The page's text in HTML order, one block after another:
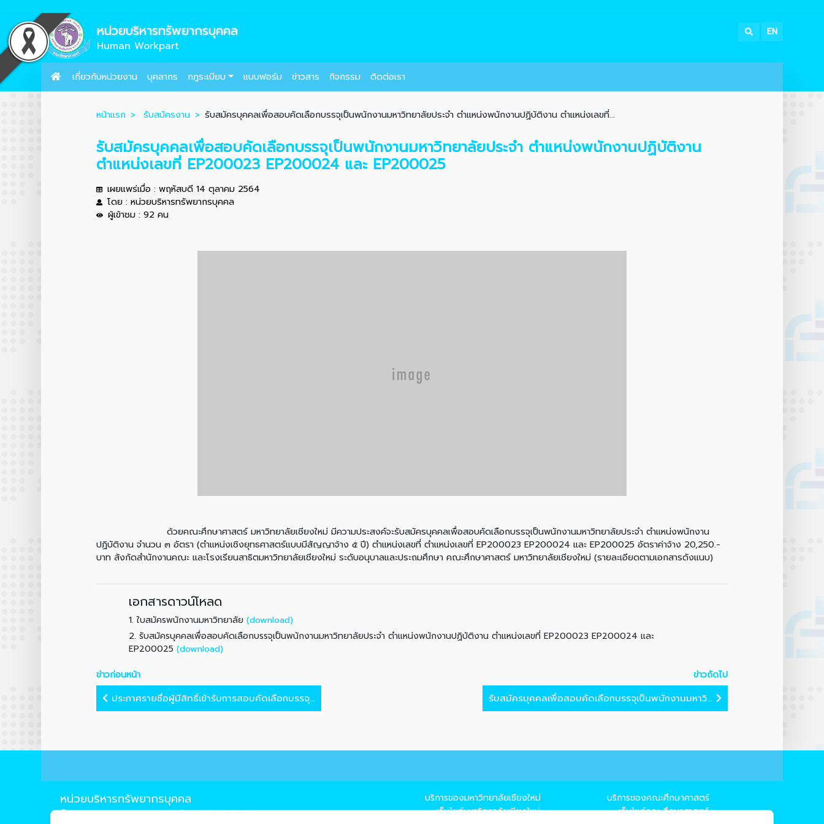
หน่วยบริหารทรัพยากรบุคคล
Human Workpart
EN
เกี่ยวกับหน่วยงาน บุคลากร กฎระเบียบ แบบฟอร์ม ข่าวสาร กิจกรรม ติดต่อเรา
หน้าแรก รับสมัครงาน รับสมัครบุคคลเพื่อสอบคัดเลือกบรรจุเป็นพนักงานมหาวิทยาลัยประจำ ตำแหน่งพนักงานปฏิบัติงาน ตำแหน่งเลขที่...
รับสมัครบุคคลเพื่อสอบคัดเลือกบรรจุเป็นพนักงานมหาวิทยาลัยประจำ ตำแหน่งพนักงานปฏิบัติงาน
ตำแหน่งเลขที่ EP200023 EP200024 และ EP200025
เผยแพร่เมื่อ : พฤหัสบดี 14 ตุลาคม 2564
โดย : หน่วยบริหารทรัพยากรบุคคล
ผู้เข้าชม : 92 คน
ด้วยคณะศึกษาศาสตร์ มหาวิทยาลัยเชียงใหม่ มีความประสงค์จะรับสมัครบุคคลเพื่อสอบคัดเลือกบรรจุเป็นพนักงานมหาวิทยาลัยประจำ ตำแหน่งพนักงาน
ปฏิบัติงาน จำนวน ๓ อัตรา (ตำแหน่งเชิงยุทธศาสตร์แบบมีสัญญาจ้าง ๕ ปี) ตำแหน่งเลขที่ ตำแหน่งเลขที่ EP200023 EP200024 และ EP200025 อัตราค่าจ้าง 20,250.-
บาท สังกัดสำนักงานคณะ และโรงเรียนสาธิตมหาวิทยาลัยเชียงใหม่ ระดับอนุบาลและประถมศึกษา คณะศึกษาศาสตร์ มหาวิทยาลัยเชียงใหม่ (รายละเอียดตามเอกสารดังแนบ)
เอกสารดาวน์โหลด
1.ใบสมัครพนักงานมหาวิทยาลัย (download)
2.รับสมัครบุคคลเพื่อสอบคัดเลือกบรรจุเป็นพนักงานมหาวิทยาลัยประจำ ตำแหน่งพนักงานปฏิบัติงาน ตำแหน่งเลขที่ EP200023 EP200024 และ
EP200025(download)
ข่าวก่อนหน้า
ข่าวถัดไป
ประกาศรายชื่อผู้มีสิทธิ์เข้ารับการสอบคัดเลือกบรรจุ...
รับสมัครบุคคลเพื่อสอบคัดเลือกบรรจุเป็นพนักงานมหาวิ...
หน่วยบริหารทรัพยากรบุคคล
239 ถ.ห้วยแก้ว ต.สุเทพ อ.เมือง จ.เชียงใหม่ 50200
บริการของมหาวิทยาลัยเชียงใหม่
→ เว็บไซต์มหาวิทยาลัยเชียงใหม่
บริการของคณะศึกษาศาสตร์
→ เว็บไซต์คณะศึกษาศาสตร์